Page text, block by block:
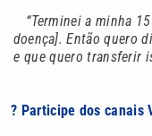
“Terminei a minha
doença]. Então quero
e que quero transferir
? Participe dos canais